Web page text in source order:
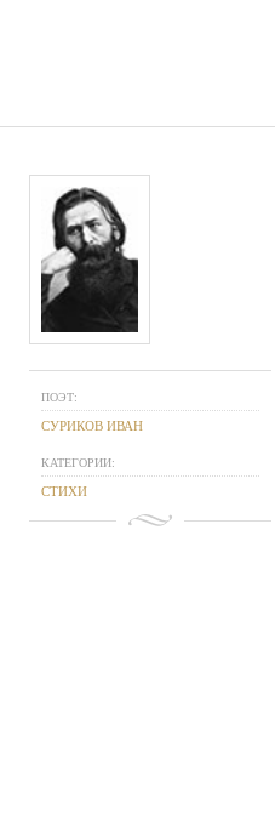
ПОЭТ:
СУРИКОВ ИВАН
КАТЕГОРИИ:
СТИХИ